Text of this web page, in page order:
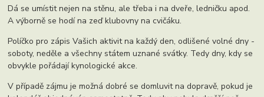
Dá se umístit nejen na stěnu, ale třeba i na dveře, ledničku apod.
A výborně se hodí na zeď klubovny na cvičáku.
Políčko pro zápis Vašich aktivit na každý den, odlišené volné dny -
soboty, neděle a všechny státem uznané svátky. Tedy dny, kdy se
obvykle pořádají kynologické akce.
V případě zájmu je možná dobré se domluvit na dopravě, pokud je